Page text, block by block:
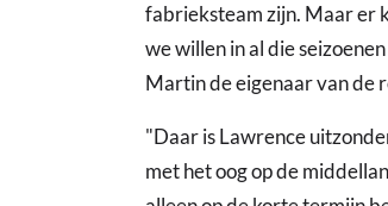
fabrieksteam zijn. Maar er
we willen in al die
Martin de eigenaar van de
"Daar is Lawrence
met het oog op de